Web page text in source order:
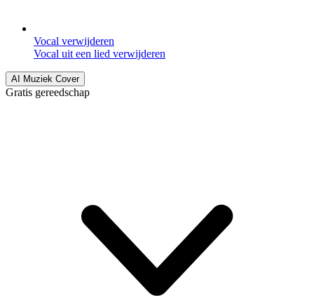
Vocal verwijderen
Vocal uit een lied verwijderen
AI Muziek Cover
Gratis gereedschap